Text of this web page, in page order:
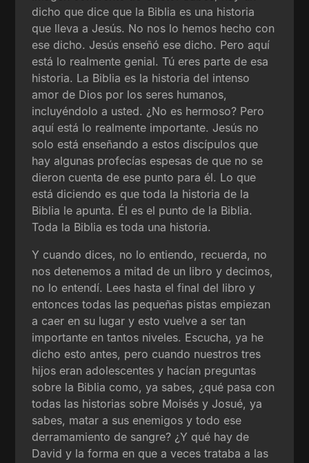
dicho que dice que la Biblia es una historia
que lleva a Jesús. No nos lo hemos hecho con
ese dicho. Jesús enseñó ese dicho. Pero aquí
está lo realmente genial. Tú eres parte de esa
historia. La Biblia es la historia del intenso
amor de Dios por los seres humanos,
incluyéndolo a usted. ¿No es hermoso? Pero
aquí está lo realmente importante. Jesús no
solo está enseñando a estos discípulos que
hay algunas profecías espesas de que no se
dieron cuenta de ese punto para él. Lo que
está diciendo es que toda la historia de la
Biblia le apunta. Él es el punto de la Biblia.
Toda la Biblia es toda una historia.
Y cuando dices, no lo entiendo, recuerda, no
nos detenemos a mitad de un libro y decimos,
no lo entendí. Lees hasta el final del libro y
entonces todas las pequeñas pistas empiezan
a caer en su lugar y esto vuelve a ser tan
importante en tantos niveles. Escucha, ya he
dicho esto antes, pero cuando nuestros tres
hijos eran adolescentes y hacían preguntas
sobre la Biblia como, ya sabes, ¿qué pasa con
todas las historias sobre Moisés y Josué, ya
sabes, matar a sus enemigos y todo ese
derramamiento de sangre? ¿Y qué hay de
David y la forma en que a veces trataba a las